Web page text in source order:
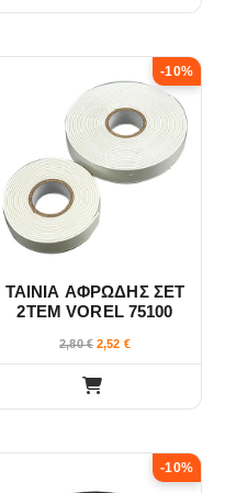
-10%
ΤΑΙΝΙΑ ΑΦΡΩΔΗΣ ΣΕΤ
2ΤΕΜ VOREL 75100
2,80€ 2,52 €
-10%